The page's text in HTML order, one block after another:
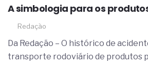
A simbologia para os
Redação
Da Redação – O histórico de
transporte rodoviário de produtos